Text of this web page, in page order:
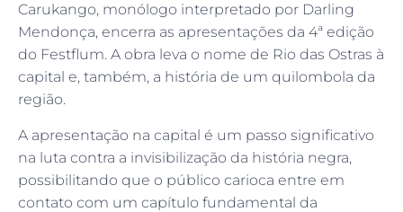
Carukango, monólogo interpretado por Darling
Mendonça, encerra as apresentações da 4ª edição
do Festflum. A obra leva o nome de Rio das Ostras à
capital e, também, a história de um quilombola da
região.
A apresentação na capital é um passo significativo
na luta contra a invisibilização da história negra,
possibilitando que o público carioca entre em
contato com um capítulo fundamental da